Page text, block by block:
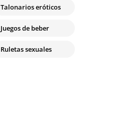
Talonarios eróticos
Juegos de beber
Ruletas sexuales